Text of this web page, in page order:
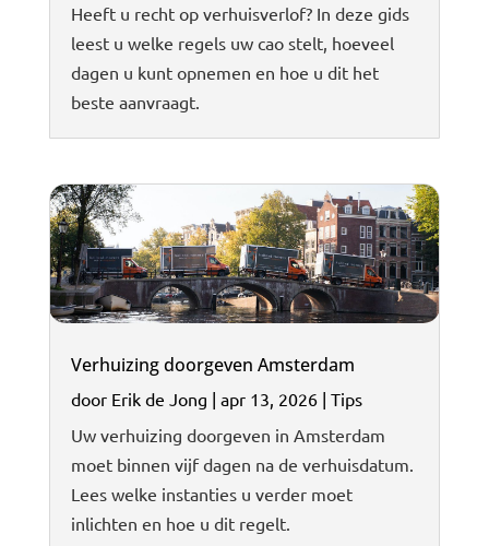
Heeft u recht op verhuisverlof? In deze gids
leest u welke regels uw cao stelt, hoeveel
dagen u kunt opnemen en hoe u dit het
beste aanvraagt.
Verhuizing doorgeven Amsterdam
door Erik de Jong | apr 13, 2026| Tips
Uw verhuizing doorgeven in Amsterdam
moet binnen vijf dagen na de verhuisdatum.
Lees welke instanties u verder moet
inlichten en hoe u dit regelt.